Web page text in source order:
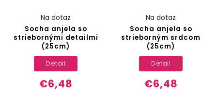
Socha anjela so
striebornými detailmi
(25cm)
Na dotaz
€6,48
Detail
Socha anjela so
strieborným srdcom
(25cm)
Na dotaz
€6,48
Detail